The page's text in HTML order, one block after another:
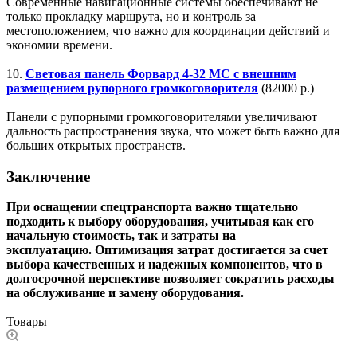
только прокладку маршрута, но и контроль за
местоположением, что важно для координации действий и
экономии времени.
10. Световая панель Форвард 4-32 МС с внешним
размещением рупорного громкоговорителя (82000 р.)
Панели с рупорными громкоговорителями увеличивают
дальность распространения звука, что может быть важно для
больших открытых пространств.
Заключение
При оснащении спецтранспорта важно тщательно
подходить к выбору оборудования, учитывая как его
начальную стоимость, так и затраты на
эксплуатацию. Оптимизация затрат достигается за счет
выбора качественных и надежных компонентов, что в
долгосрочной перспективе позволяет сократить расходы
на обслуживание и замену оборудования.
Товары